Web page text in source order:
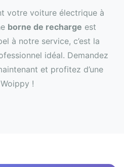
votre voiture électrique à
borne de recharge est
à notre service, c’est la
idéal. Demandez
et profitez d’une
!